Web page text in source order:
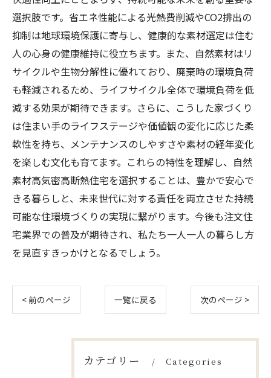
選択肢です。省エネ性能による光熱費削減やCO2排出の
抑制は地球環境保護に寄与し、健康的な素材選定は住む
人の心身の健康維持に役立ちます。また、自然素材はリ
サイクルや生物分解性に優れており、廃棄時の環境負荷
も軽減されるため、ライフサイクル全体で環境負荷を低
減する効果が期待できます。さらに、こうした家づくり
は住まい手のライフステージや価値観の変化に応じた柔
軟性を持ち、メンテナンスのしやすさや素材の経年変化
を楽しむ文化も育てます。これらの特性を理解し、自然
素材高気密高断熱住宅を選択することは、豊かで安心で
きる暮らしと、未来世代に対する責任を両立させた持続
可能な住環境づくりの実現に繋がります。今後も注文住
宅業界での普及が期待され、私たち一人一人の暮らし方
を見直すきっかけとなるでしょう。
< 前のページ 一覧に戻る 次のページ >
カテゴリー Categories